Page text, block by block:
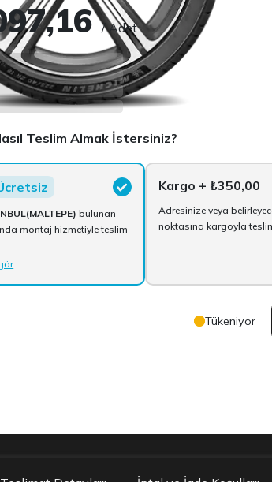
/ Adet
Teslim Almak İstersiniz?
bulunan
montaj hizmetiyle teslim
Kargo + ₺350,00
Adresinize veya
noktasına kargoyla
Tükeniyor